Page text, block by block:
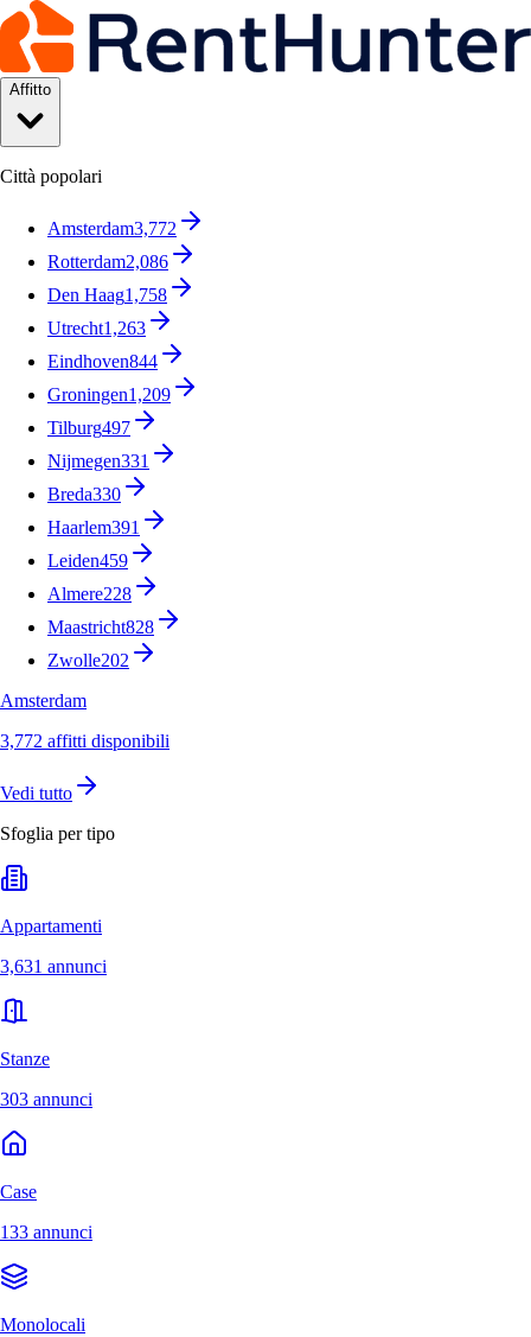
Affitto
Città popolari
Amsterdam3,772
Rotterdam2,086
Den Haag1,758
Utrecht1,263
Eindhoven844
Groningen1,209
Tilburg497
Nijmegen331
Breda330
Haarlem391
Leiden459
Almere228
Maastricht828
Zwolle202
Amsterdam
3,772 affitti disponibili
Vedi tutto
Sfoglia per tipo
Appartamenti
3,631 annunci
Stanze
303 annunci
Case
133 annunci
Monolocali